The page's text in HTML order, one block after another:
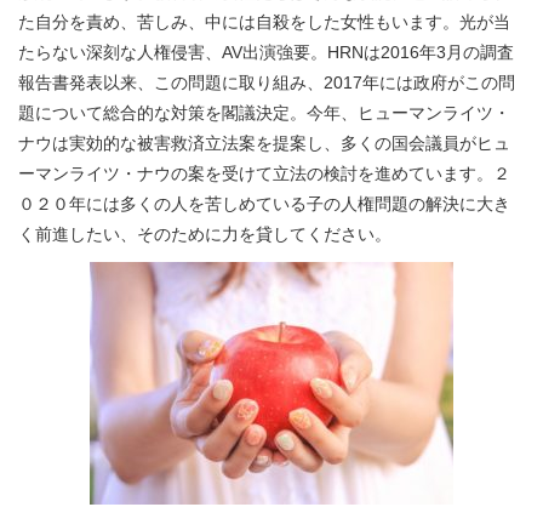
た自分を責め、苦しみ、中には自殺をした女性もいます。光が当
たらない深刻な人権侵害、AV出演強要。HRNは2016年3月の調査
報告書発表以来、この問題に取り組み、2017年には政府がこの問
題について総合的な対策を閣議決定。今年、ヒューマンライツ・
ナウは実効的な被害救済立法案を提案し、多くの国会議員がヒュ
ーマンライツ・ナウの案を受けて立法の検討を進めています。２
０２０年には多くの人を苦しめている子の人権問題の解決に大き
く前進したい、そのために力を貸してください。